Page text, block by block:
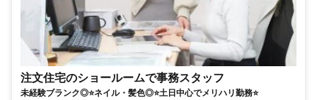
注文住宅のショールームで事務スタッフ
未経験ブランク◎⭐ネイル・髪色◎⭐土日中心でメリハリ勤務⭐